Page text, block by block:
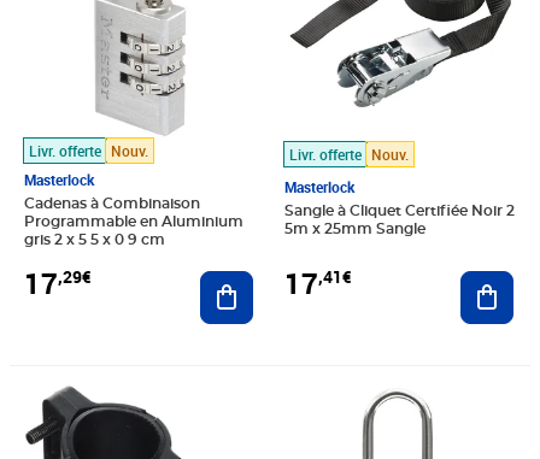
Livr. offerte Nouv.
Masterlock
Cadenas à Combinaison
Programmable en Aluminium
gris 2 x 5 5 x 0 9 cm
17,29€ Ajouter au panier
Livr. offerte Nouv.
Masterlock
Sangle à Cliquet Certifiée Noir 2
5m x 25mm Sangle
17,41€
Prix 18,20€